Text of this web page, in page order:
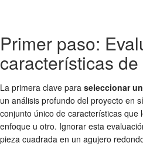
Primer paso:
características
La primera clave para seleccionar
un análisis profundo del proyecto en
conjunto único de características que
enfoque u otro. Ignorar esta
pieza cuadrada en un agujero